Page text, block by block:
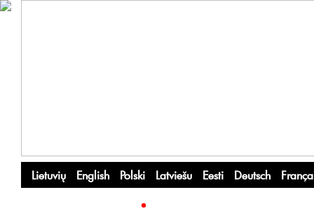
Lietuvių English Polski Latviešu Eesti Deutsch